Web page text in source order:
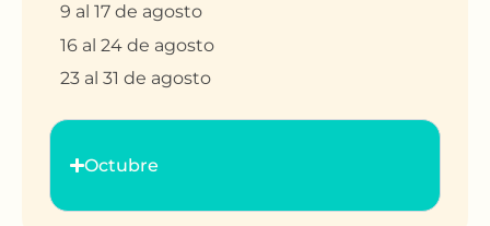
9 al 17 de agosto
16 al 24 de agosto
23 al 31 de agosto
Octubre